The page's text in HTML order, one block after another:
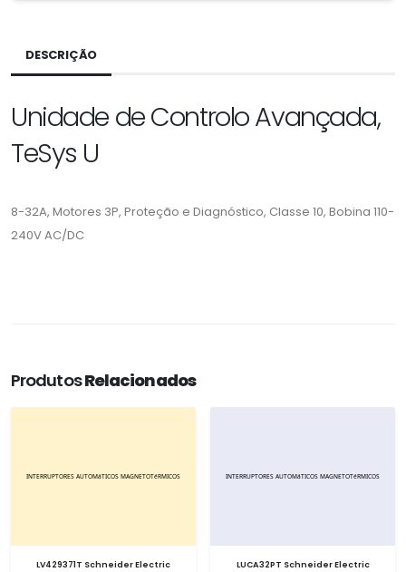
DESCRIÇÃO
Unidade de Controlo Avançada,
TeSys U
8-32A, Motores 3P, Proteção e Diagnóstico, Classe 10, Bobina 110-
240V AC/DC
ProdutosRelacionados
LV429371T Schneider Electric
LUCA32PT Schneider Electric